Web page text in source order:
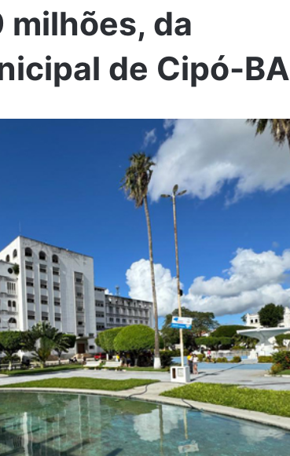
milhões, da
de Cipó-BA